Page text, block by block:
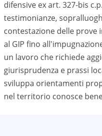
difensive ex art. 327-bis
testimonianze,
contestazione delle prove
al GIP fino
un lavoro che richiede
giurisprudenza e prassi
sviluppa orientamenti
nel territorio conosce